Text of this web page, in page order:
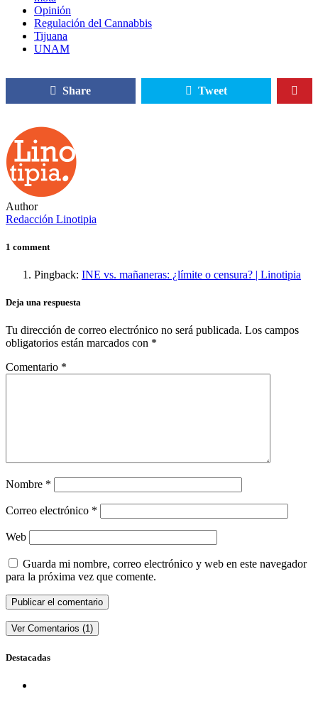
Opinión
Regulación del Cannabbis
Tijuana
UNAM
Share Tweet
Author
Redacción Linotipia
1 comment
Pingback: INE vs. mañaneras: ¿límite o censura? | Linotipia
Deja una respuesta
Tu dirección de correo electrónico no será publicada. Los campos
obligatorios están marcados con *
Comentario *
Nombre *
Correo electrónico *
Web
Guarda mi nombre, correo electrónico y web en este navegador
para la próxima vez que comente.
Ver Comentarios (1)
Destacadas